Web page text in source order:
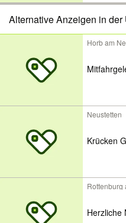
Alternative Anzeigen in der
Horb am
Neustetten
Krücken
Rottenburg
Herzliche